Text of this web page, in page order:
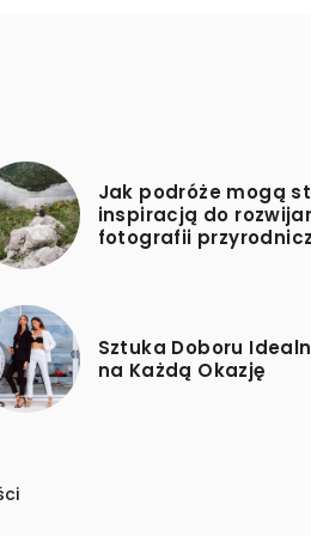
Jak podróże mogą
inspiracją do
fotografii
Sztuka Doboru
na Każdą Okazję